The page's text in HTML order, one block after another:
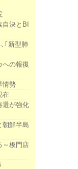
自決とBI
｢新型肺
への報復
情勢
在
選が強化
朝鮮半島
～板門店